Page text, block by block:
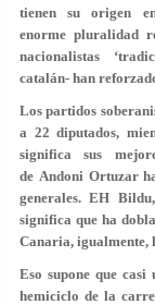
tienen su origen
enorme pluralidad
nacionalistas
catalán- han
Los partidos
a 22 diputados,
significa sus
de Andoni Ortuzar
generales. EH
significa que ha
Canaria, igualmente,
Eso supone que casi
hemiciclo de la